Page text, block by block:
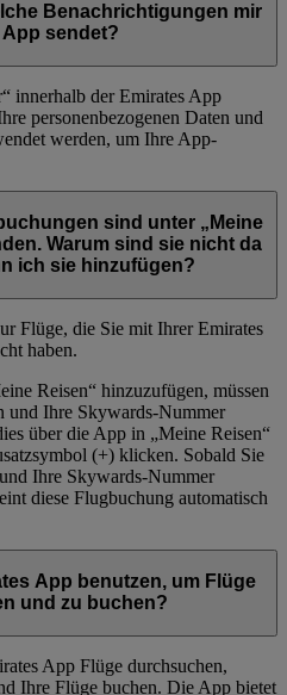
Benachrichtigungen mir
sendet?
innerhalb der Emirates App
personenbezogenen Daten und
werden, um Ihre App-
sind unter „Meine
Warum sind sie nicht da
ich sie hinzufügen?
Flüge, die Sie mit Ihrer Emirates
haben.
Reisen“ hinzuzufügen, müssen
und Ihre Skywards-Nummer
über die App in „Meine Reisen“
(+) klicken. Sobald Sie
Ihre Skywards-Nummer
diese Flugbuchung automatisch
App benutzen, um Flüge
und zu buchen?
App Flüge durchsuchen,
Ihre Flüge buchen. Die App bietet